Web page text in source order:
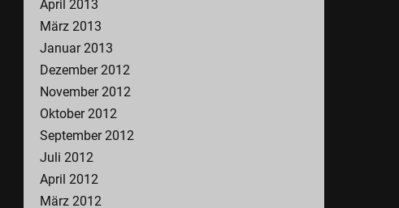
April 2013
März 2013
Januar 2013
Dezember 2012
November 2012
Oktober 2012
September 2012
Juli 2012
April 2012
März 2012